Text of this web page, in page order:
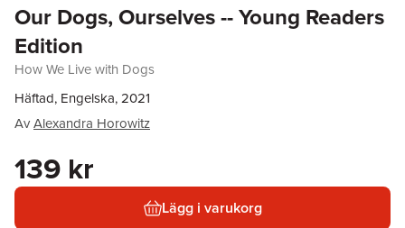
Our Dogs, Ourselves -- Young Readers
Edition
How We Live with Dogs
Häftad, Engelska, 2021
AvAlexandra Horowitz
139 kr
Lägg i varukorg